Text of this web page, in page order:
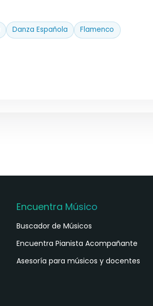
Danza Española
Flamenco
Encuentra Músico
Buscador de Músicos
Encuentra Pianista Acompañante
Asesoría para músicos y docentes